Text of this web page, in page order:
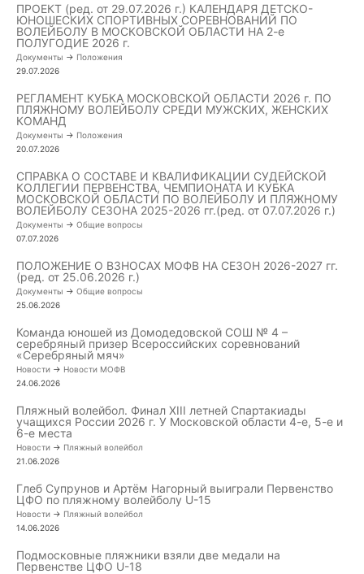
ПРОЕКТ (ред. от 29.07.2026 г.) КАЛЕНДАРЯ ДЕТСКО-
ЮНОШЕСКИХ СПОРТИВНЫХ СОРЕВНОВАНИЙ ПО
ВОЛЕЙБОЛУ В МОСКОВСКОЙ ОБЛАСТИ НА 2-е
ПОЛУГОДИЕ 2026 г.
Документы -> Положения
29.07.2026
РЕГЛАМЕНТ КУБКА МОСКОВСКОЙ ОБЛАСТИ 2026 г. ПО
ПЛЯЖНОМУ ВОЛЕЙБОЛУ СРЕДИ МУЖСКИХ, ЖЕНСКИХ
КОМАНД
Документы -> Положения
20.07.2026
СПРАВКА О СОСТАВЕ И КВАЛИФИКАЦИИ СУДЕЙСКОЙ
КОЛЛЕГИИ ПЕРВЕНСТВА, ЧЕМПИОНАТА И КУБКА
МОСКОВСКОЙ ОБЛАСТИ ПО ВОЛЕЙБОЛУ И ПЛЯЖНОМУ
ВОЛЕЙБОЛУ СЕЗОНА 2025-2026 гг.(ред. от 07.07.2026 г.)
Документы -> Общие вопросы
07.07.2026
ПОЛОЖЕНИЕ О ВЗНОСАХ МОФВ НА СЕЗОН 2026-2027 гг.
(ред. от 25.06.2026 г.)
Документы -> Общие вопросы
25.06.2026
Команда юношей из Домодедовской СОШ № 4 –
серебряный призер Всероссийских соревнований
«Серебряный мяч»
Новости -> Новости МОФВ
24.06.2026
Пляжный волейбол. Финал XIII летней Спартакиады
учащихся России 2026 г. У Московской области 4-е, 5-е и
6-е места
Новости -> Пляжный волейбол
21.06.2026
Глеб Супрунов и Артём Нагорный выиграли Первенство
ЦФО по пляжному волейболу U-15
Новости -> Пляжный волейбол
14.06.2026
Подмосковные пляжники взяли две медали на
Первенстве ЦФО U-18